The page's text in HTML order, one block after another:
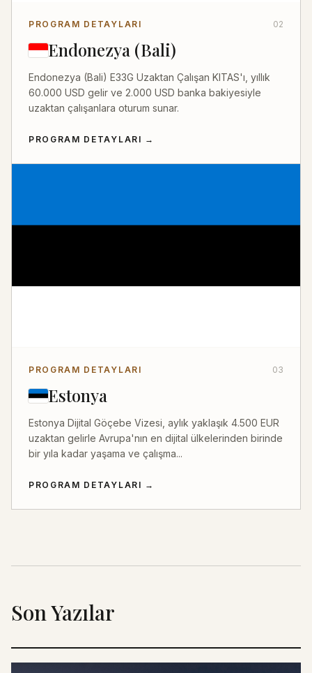
PROGRAM DETAYLARI 02
Endonezya (Bali)
Endonezya (Bali) E33G Uzaktan Çalışan KITAS'ı, yıllık
60.000 USD gelir ve 2.000 USD banka bakiyesiyle
uzaktan çalışanlara oturum sunar.
PROGRAM DETAYLARI →
PROGRAM DETAYLARI 03
Estonya
Estonya Dijital Göçebe Vizesi, aylık yaklaşık 4.500 EUR
uzaktan gelirle Avrupa'nın en dijital ülkelerinden birinde
bir yıla kadar yaşama ve çalışma...
PROGRAM DETAYLARI →
Son Yazılar